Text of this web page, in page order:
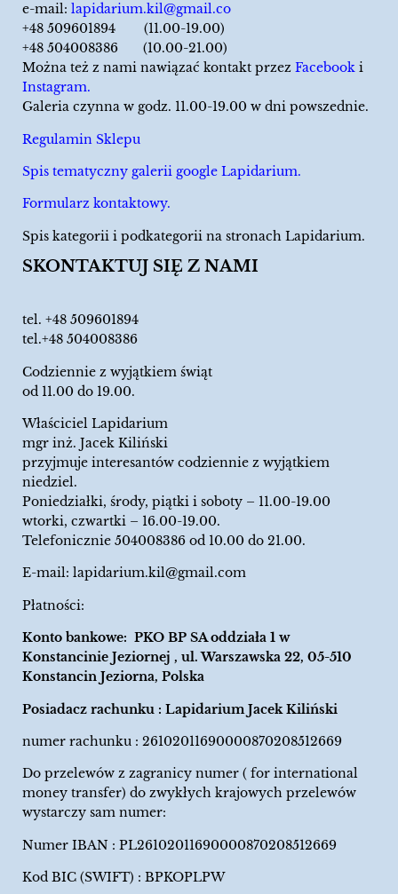
e-mail: lapidarium.kil@gmail.co
+48 509601894 (11.00-19.00)
+48 504008386 (10.00-21.00)
Można też z nami nawiązać kontakt przez Facebook i
Instagram.
Galeria czynna w godz. 11.00-19.00 w dni powszednie.
Regulamin Sklepu
Spis tematyczny galerii google Lapidarium.
Formularz kontaktowy.
Spis kategorii i podkategorii na stronach Lapidarium.
SKONTAKTUJ SIĘ Z NAMI
tel. +48 509601894
tel.+48 504008386
Codziennie z wyjątkiem świąt
od 11.00 do 19.00.
Właściciel Lapidarium
mgr inż. Jacek Kiliński
przyjmuje interesantów codziennie z wyjątkiem
niedziel.
Poniedziałki, środy, piątki i soboty – 11.00-19.00
wtorki, czwartki – 16.00-19.00.
Telefonicznie 504008386 od 10.00 do 21.00.
E-mail: lapidarium.kil@gmail.com
Płatności:
Konto bankowe: PKO BP SA oddziała 1 w
Konstancinie Jeziornej , ul. Warszawska 22, 05-510
Konstancin Jeziorna, Polska
Posiadacz rachunku : Lapidarium Jacek Kiliński
numer rachunku : 26102011690000870208512669
Do przelewów z zagranicy numer ( for international
money transfer) do zwykłych krajowych przelewów
wystarczy sam numer:
Numer IBAN : PL26102011690000870208512669
Kod BIC (SWIFT) : BPKOPLPW